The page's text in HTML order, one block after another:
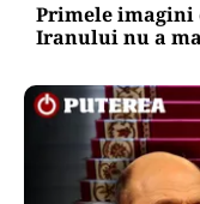
Primele imagini
Iranului nu a